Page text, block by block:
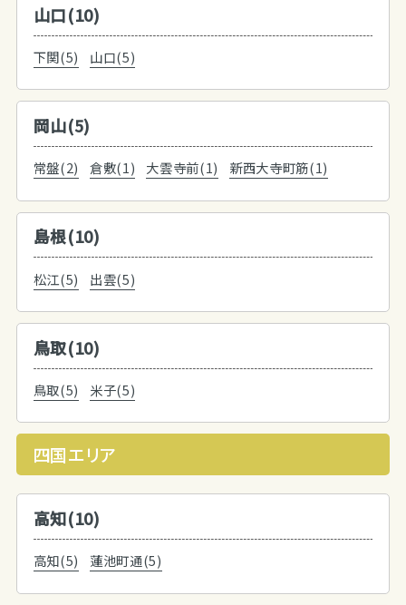
山口(10)
下関(5) 山口(5)
岡山(5)
常盤(2) 倉敷(1) 大雲寺前(1) 新西大寺町筋(1)
島根(10)
松江(5) 出雲(5)
鳥取(10)
鳥取(5) 米子(5)
四国エリア
高知(10)
高知(5) 蓮池町通(5)